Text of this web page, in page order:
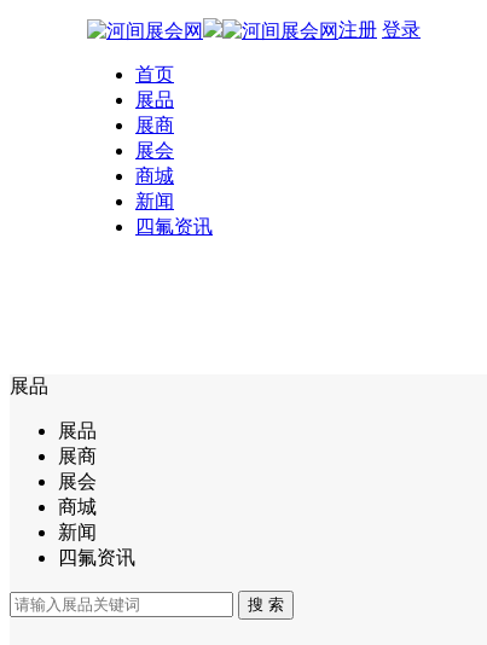
注册 登录
首页
展品
展商
展会
商城
新闻
四氟资讯
展品
展品
展商
展会
商城
新闻
四氟资讯